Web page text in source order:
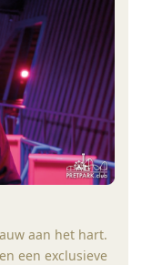
aan het hart.
een exclusieve